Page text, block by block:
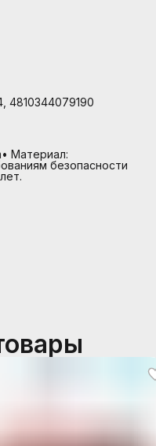
4810344079190
Материал:
безопасности